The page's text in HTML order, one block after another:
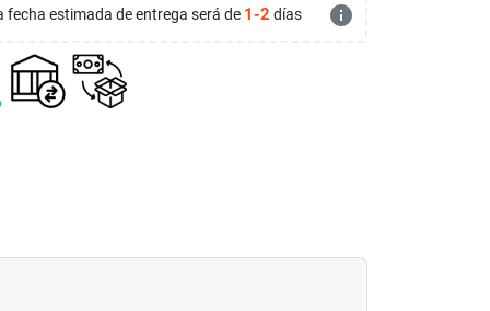
fecha estimada de entrega será de 1-2 días info